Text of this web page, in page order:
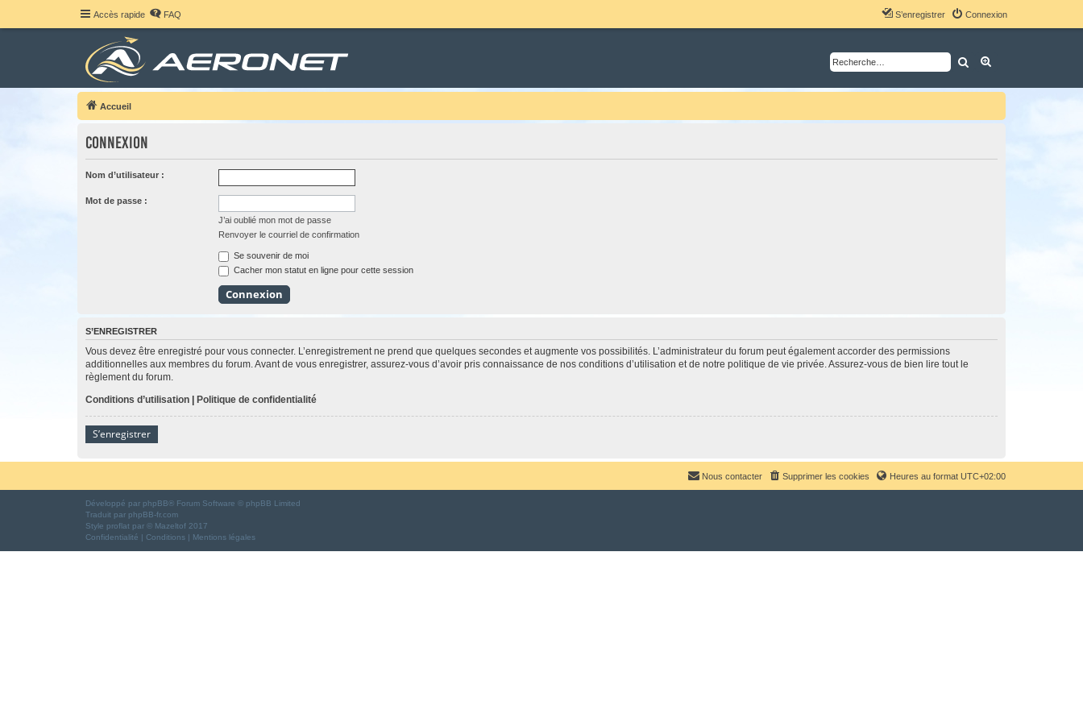
Accès rapide FAQ Connexion
S’enregistrer
Rechercher
Accueil
Connexion
Nom d’utilisateur :
Mot de passe :
J’ai oublié mon mot de passe
Renvoyer le courriel de confirmation
Se souvenir de moi
Cacher mon statut en ligne pour cette session
S’ENREGISTRER
Vous devez être enregistré pour vous connecter. L’enregistrement ne prend que quelques secondes et augmente vos possibilités. L’administrateur du forum peut également accorder des permissions
additionnelles aux membres du forum. Avant de vous enregistrer, assurez-vous d’avoir pris connaissance de nos conditions d’utilisation et de notre politique de vie privée. Assurez-vous de bien lire tout le
règlement du forum.
Conditions d’utilisation | Politique de confidentialité
S’enregistrer
Heures au format UTC+02:00
Supprimer les cookies
Nous contacter
Développé par phpBB® Forum Software © phpBB Limited
Traduit par phpBB-fr.com
Style proflat par © Mazeltof 2017
Confidentialité | Conditions | Mentions légales